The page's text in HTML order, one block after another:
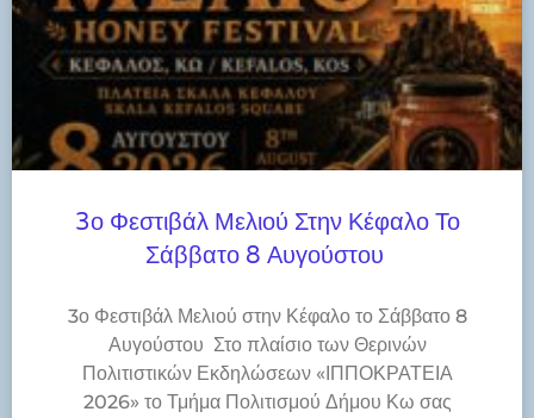
3ο Φεστιβάλ Μελιού Στην Κέφαλο Το
Σάββατο 8 Αυγούστου
3ο Φεστιβάλ Μελιού στην Κέφαλο το Σάββατο 8
Αυγούστου Στο πλαίσιο των Θερινών
Πολιτιστικών Εκδηλώσεων «ΙΠΠΟΚΡΑΤΕΙΑ
2026» το Τμήμα Πολιτισμού Δήμου Κω σας